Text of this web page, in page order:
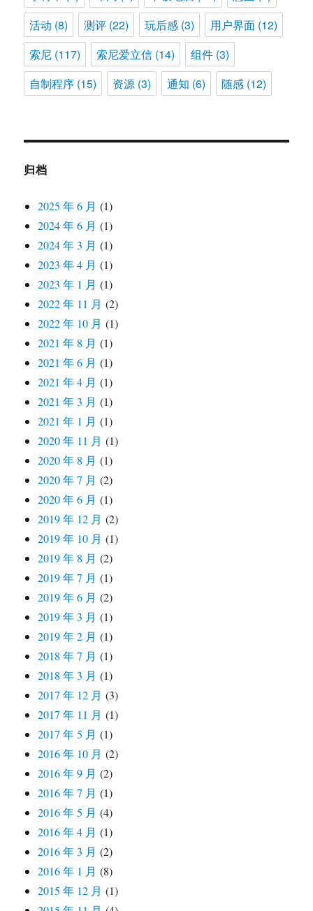
活动 (8) 测评 (22) 玩后感 (3) 用户界面 (12)
索尼 (117) 索尼爱立信 (14) 组件 (3)
自制程序 (15) 资源 (3) 通知 (6) 随感 (12)
归档
2025 年 6 月 (1)
2024 年 6 月 (1)
2024 年 3 月 (1)
2023 年 4 月 (1)
2023 年 1 月 (1)
2022 年 11 月 (2)
2022 年 10 月 (1)
2021 年 8 月 (1)
2021 年 6 月 (1)
2021 年 4 月 (1)
2021 年 3 月 (1)
2021 年 1 月 (1)
2020 年 11 月 (1)
2020 年 8 月 (1)
2020 年 7 月 (2)
2020 年 6 月 (1)
2019 年 12 月 (2)
2019 年 10 月 (1)
2019 年 8 月 (2)
2019 年 7 月 (1)
2019 年 6 月 (2)
2019 年 3 月 (1)
2019 年 2 月 (1)
2018 年 7 月 (1)
2018 年 3 月 (1)
2017 年 12 月 (3)
2017 年 11 月 (1)
2017 年 5 月 (1)
2016 年 10 月 (2)
2016 年 9 月 (2)
2016 年 7 月 (1)
2016 年 5 月 (4)
2016 年 4 月 (1)
2016 年 3 月 (2)
2016 年 1 月 (8)
2015 年 12 月 (1)